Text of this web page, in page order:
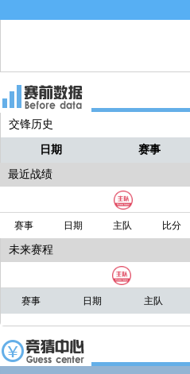
交锋历史
日期 赛事
最近战绩
赛事 日期 主队 比分
未来赛程
赛事 日期 主队